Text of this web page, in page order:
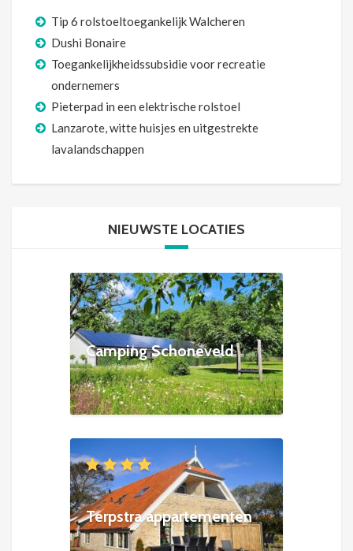
Tip 6 rolstoeltoegankelijk Walcheren
Dushi Bonaire
Toegankelijkheidssubsidie voor recreatie
ondernemers
Pieterpad in een elektrische rolstoel
Lanzarote, witte huisjes en uitgestrekte
lavalandschappen
NIEUWSTE LOCATIES
Camping Schoneveld
Terpstra appartementen